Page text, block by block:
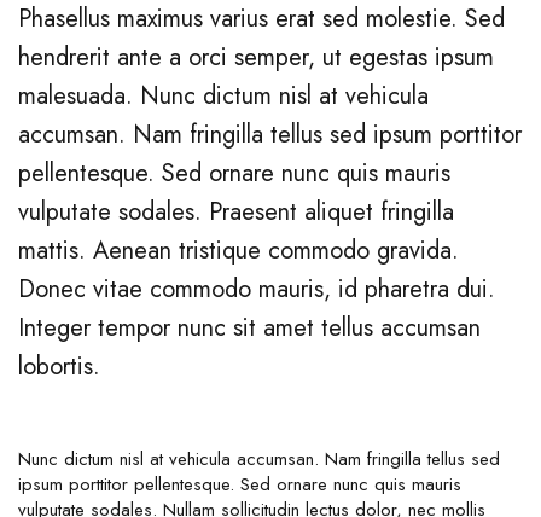
Phasellus maximus varius erat sed molestie. Sed
hendrerit ante a orci semper, ut egestas ipsum
malesuada. Nunc dictum nisl at vehicula
accumsan. Nam fringilla tellus sed ipsum porttitor
pellentesque. Sed ornare nunc quis mauris
vulputate sodales. Praesent aliquet fringilla
mattis. Aenean tristique commodo gravida.
Donec vitae commodo mauris, id pharetra dui.
Integer tempor nunc sit amet tellus accumsan
lobortis.
Nunc dictum nisl at vehicula accumsan. Nam fringilla tellus sed
ipsum porttitor pellentesque. Sed ornare nunc quis mauris
vulputate sodales. Nullam sollicitudin lectus dolor, nec mollis